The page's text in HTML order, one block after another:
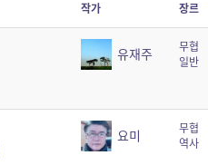
작가 장르
유재주
무협
일반
요미
무협
역사